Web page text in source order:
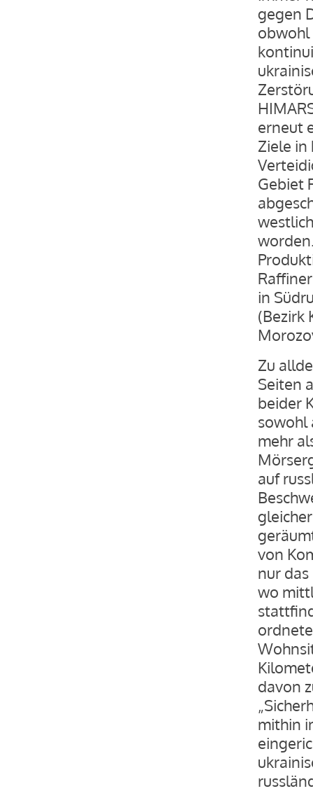
gegen
obwohl
erneut
Ziele in
Gebiet
in
(Bezirk
Zu
Seiten
beider
sowohl
mehr
auf
von
nur
wo
davon
mithin